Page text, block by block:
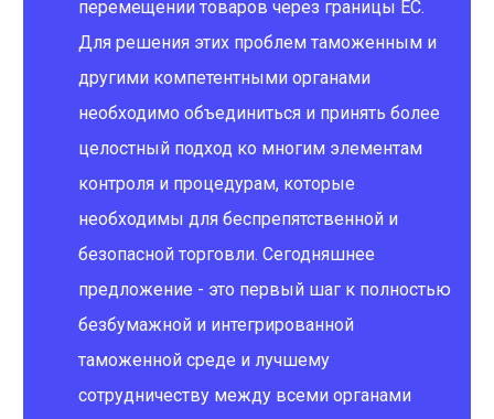
перемещении товаров через границы ЕС.
Для решения этих проблем таможенным и
другими компетентными органами
необходимо объединиться и принять более
целостный подход ко многим элементам
контроля и процедурам, которые
необходимы для беспрепятственной и
безопасной торговли. Сегодняшнее
предложение - это первый шаг к полностью
безбумажной и интегрированной
таможенной среде и лучшему
сотрудничеству между всеми органами